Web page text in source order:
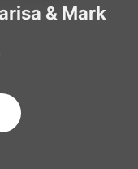
& Mark